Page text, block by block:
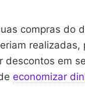
compras do
realizadas,
descontos em
economizar